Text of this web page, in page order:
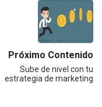
Próximo Contenido
Sube de nivel con tu
estrategia de marketing